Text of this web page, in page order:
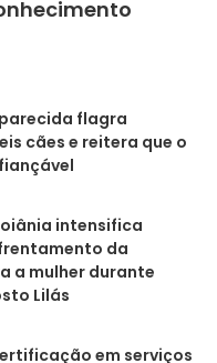
flagra
cães e reitera que o
intensifica
da
a mulher durante
Lilás
em serviços